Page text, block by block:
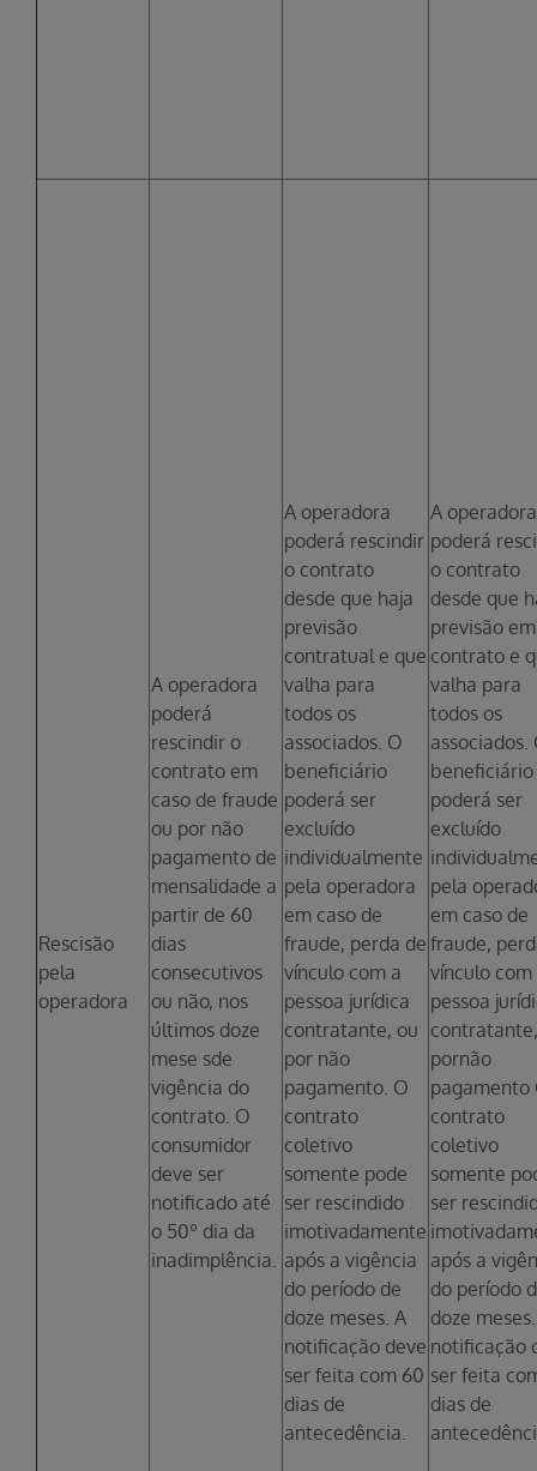
Rescisão
pela
operadora
A operadora
poderá
rescindir o
contrato em
caso de fraude
ou por não
pagamento de
mensalidade a
partir de 60
dias
consecutivos
ou não, nos
últimos doze
mese sde
vigência do
contrato. O
consumidor
deve ser
notificado até
o 50º dia da
inadimplência.
A operadora
poderá rescindir
o contrato
desde que haja
previsão
contratual e que
valha para
todos os
associados. O
beneficiário
poderá ser
excluído
individualmente
pela operadora
em caso de
fraude, perda de
vínculo com a
pessoa jurídica
contratante, ou
por não
pagamento. O
contrato
coletivo
somente pode
ser rescindido
imotivadamente
após a vigência
do período de
doze meses. A
notificação deve
ser feita com 60
dias de
antecedência.
A operadora
poderá
o contrato
desde que
previsão em
contrato e
valha para
todos os
associados.
beneficiário
poderá ser
excluído
pela
em caso de
fraude,
vínculo com
pessoa
pornão
pagamento
contrato
coletivo
somente
ser
após a
do período
doze
notificação
ser feita
dias de